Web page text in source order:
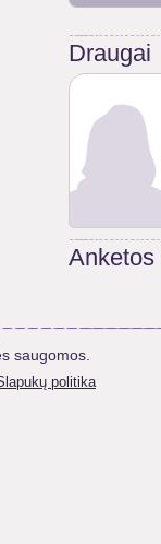
Draugai
Anketos
saugomos.
politika